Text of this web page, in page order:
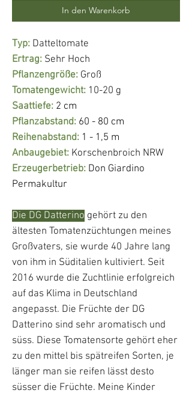
In den Warenkorb
Typ: Datteltomate
Ertrag: Sehr Hoch
Pflanzengröße: Groß
Tomatengewicht: 10-20 g
Saattiefe: 2 cm
Pflanzabstand: 60 - 80 cm
Reihenabstand: 1 - 1,5 m
Anbaugebiet: Korschenbroich NRW
Erzeugerbetrieb: Don Giardino
Permakultur
Die DG Datterino gehört zu den
ältesten Tomatenzüchtungen meines
Großvaters, sie wurde 40 Jahre lang
von ihm in Süditalien kultiviert. Seit
2016 wurde die Zuchtlinie erfolgreich
auf das Klima in Deutschland
angepasst. Die Früchte der DG
Datterino sind sehr aromatisch und
süss. Diese Tomatensorte gehört eher
zu den mittel bis spätreifen Sorten, je
länger man sie reifen lässt desto
süsser die Früchte. Meine Kinder